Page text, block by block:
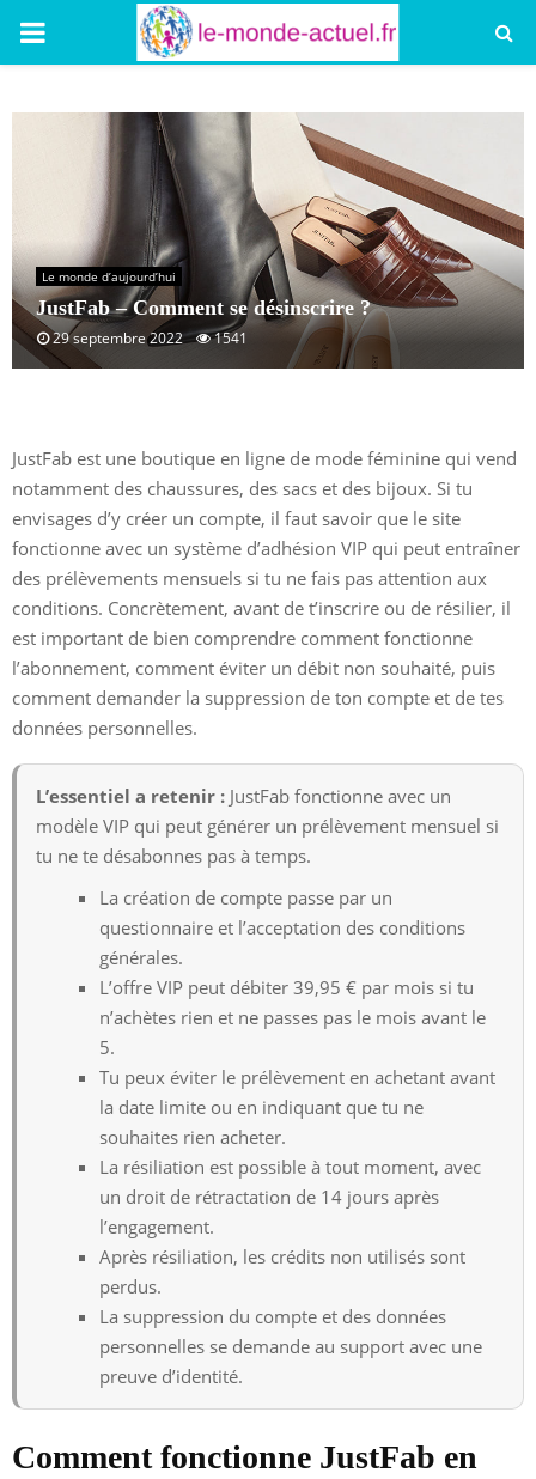
PRIMARY
Le monde d’aujourd’hui
JustFab – Comment se désinscrire ?
29 septembre 2022 1541
JustFab est une boutique en ligne de mode féminine qui vend
notamment des chaussures, des sacs et des bijoux. Si tu
envisages d’y créer un compte, il faut savoir que le site
fonctionne avec un système d’adhésion VIP qui peut entraîner
des prélèvements mensuels si tu ne fais pas attention aux
conditions. Concrètement, avant de t’inscrire ou de résilier, il
est important de bien comprendre comment fonctionne
l’abonnement, comment éviter un débit non souhaité, puis
comment demander la suppression de ton compte et de tes
données personnelles.
L’essentiel a retenir : JustFab fonctionne avec un
modèle VIP qui peut générer un prélèvement mensuel si
tu ne te désabonnes pas à temps.
La création de compte passe par un
questionnaire et l’acceptation des conditions
générales.
L’offre VIP peut débiter 39,95 € par mois si tu
n’achètes rien et ne passes pas le mois avant le
5.
Tu peux éviter le prélèvement en achetant avant
la date limite ou en indiquant que tu ne
souhaites rien acheter.
La résiliation est possible à tout moment, avec
un droit de rétractation de 14 jours après
l’engagement.
Après résiliation, les crédits non utilisés sont
perdus.
La suppression du compte et des données
personnelles se demande au support avec une
preuve d’identité.
Comment fonctionne JustFab en